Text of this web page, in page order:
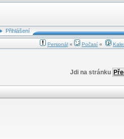
Přihlášení
Personál « Počasí «
Jdi na stránku